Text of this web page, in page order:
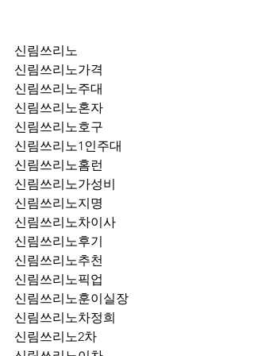
신림쓰리노
신림쓰리노가격
신림쓰리노주대
신림쓰리노혼자
신림쓰리노호구
신림쓰리노1인주대
신림쓰리노홈런
신림쓰리노가성비
신림쓰리노지명
신림쓰리노차이사
신림쓰리노후기
신림쓰리노추천
신림쓰리노훈이실장
신림쓰리노차정희
신림쓰리노2차